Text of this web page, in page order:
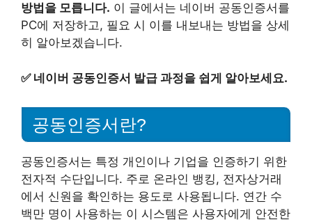
방법을 모릅니다. 이 글에서는 네이버 공동인증서를
PC에 저장하고, 필요 시 이를 내보내는 방법을 상세
히 알아보겠습니다.
✅ 네이버 공동인증서 발급 과정을 쉽게 알아보세요.
공동인증서란?
공동인증서는 특정 개인이나 기업을 인증하기 위한
전자적 수단입니다. 주로 온라인 뱅킹, 전자상거래
에서 신원을 확인하는 용도로 사용됩니다. 연간 수
백만 명이 사용하는 이 시스템은 사용자에게 안전한